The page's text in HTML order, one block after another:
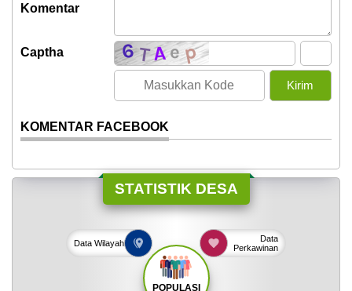
Komentar
Captha
KOMENTAR FACEBOOK
STATISTIK DESA
POPULASI
Data Wilayah
Data
Perkawinan